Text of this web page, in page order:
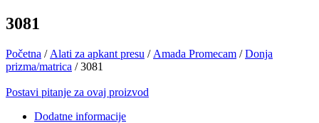
3081
Početna / Alati za apkant presu / Amada Promecam /Donja
prizma/matrica / 3081
Postavi pitanje za ovaj proizvod
Dodatne informacije